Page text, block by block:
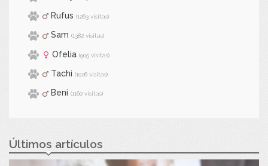
Rufus (1263 visitas)
Sam (1382 visitas)
Ofelia (905 visitas)
Tachi (1026 visitas)
Beni (1160 visitas)
Últimos artículos